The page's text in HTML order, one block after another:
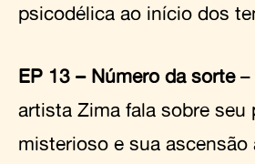
psicodélica ao início dos
EP 13 – Número da sorte–
artista Zima fala sobre seu
misterioso e sua ascensão